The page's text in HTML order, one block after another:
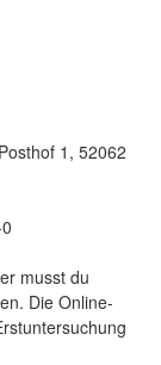
1, 52062
musst du
Die Online-